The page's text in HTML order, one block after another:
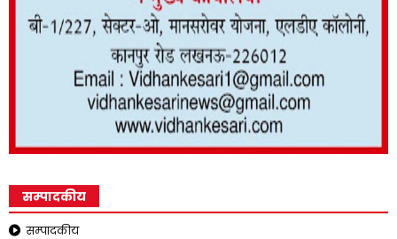
सम्पादकीय
सम्पादकीय